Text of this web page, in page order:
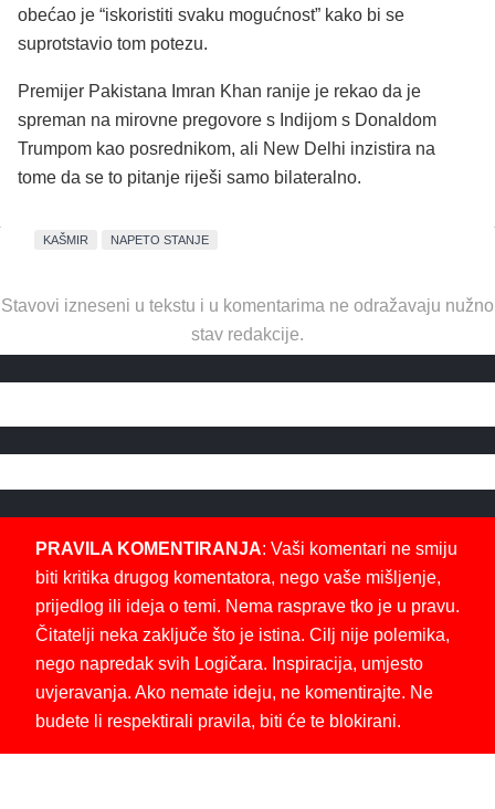
obećao je “iskoristiti svaku mogućnost” kako bi se
suprotstavio tom potezu.
Premijer Pakistana Imran Khan ranije je rekao da je
spreman na mirovne pregovore s Indijom s Donaldom
Trumpom kao posrednikom, ali New Delhi inzistira na
tome da se to pitanje riješi samo bilateralno.
KAŠMIR NAPETO STANJE
Stavovi izneseni u tekstu i u komentarima ne odražavaju nužno
stav redakcije.
PRAVILA KOMENTIRANJA: Vaši komentari ne smiju
biti kritika drugog komentatora, nego vaše mišljenje,
prijedlog ili ideja o temi. Nema rasprave tko je u pravu.
Čitatelji neka zaključe što je istina. Cilj nije polemika,
nego napredak svih Logičara. Inspiracija, umjesto
uvjeravanja. Ako nemate ideju, ne komentirajte. Ne
budete li respektirali pravila, biti će te blokirani.